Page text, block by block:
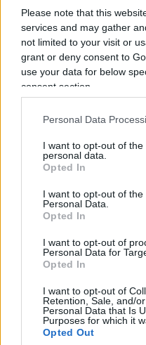
Please note that this
services and may gather
not limited to your visit or
grant or deny consent to
use your data for below
consent section.
Personal Data
I want to opt-out of
personal data.
Opted In
I want to opt-out of the
Personal Data.
Opted In
I want to opt-out of
Personal Data for
Opted In
I want to opt-out of
Retention, Sale, and/
Personal Data that Is
Purposes for which it
Opted Out
politico, anche dalla
procedere.
Nei giorni scorsi
sullaSea Watch
occidentale, bianca e
la narrazione
debito morale nei
continente apra le
Il voto sarà la cartina
politica, quella di
confronti degli elettori
terranno a mente il
sono precipitati a